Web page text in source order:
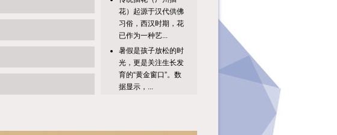
习俗，西汉时期，花
已作为一种艺...
暑假是孩子放松的时
光，更是关注生长发
育的“黄金窗口”。数
据显示，...
书香深处“阅己”，非